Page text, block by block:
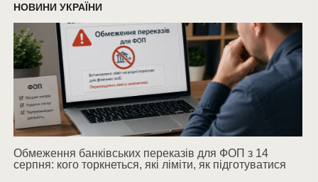
НОВИНИ УКРАЇНИ
Обмеження банківських переказів для ФОП з 14
серпня: кого торкнеться, які ліміти, як підготуватися